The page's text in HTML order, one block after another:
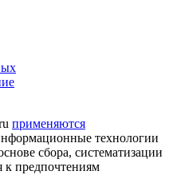
применяются
технологии
сбора, систематизации
к предпочтениям